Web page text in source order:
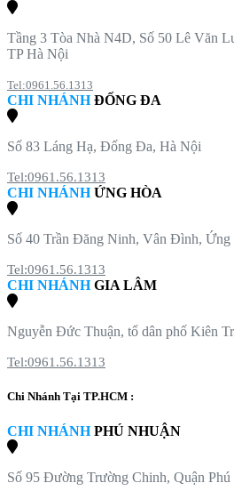
Tầng 3 Tòa Nhà N4D, Số 50 Lê Văn
TP Hà Nội
Tel:0961.56.1313
CHI NHÁNHĐỐNG ĐA
Số 83 Láng Hạ, Đống Đa, Hà Nội
Tel:0961.56.1313
CHI NHÁNHỨNG HÒA
Số 40 Trần Đăng Ninh, Vân Đình, Ứng
Tel:0961.56.1313
CHI NHÁNHGIA LÂM
Nguyễn Đức Thuận, tổ dân phố Kiên
Tel:0961.56.1313
Chi Nhánh Tại TP.HCM :
CHI NHÁNHPHÚ NHUẬN
Số 95 Đường Trường Chinh, Quận